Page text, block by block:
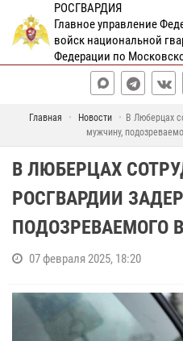
РОСГВАРДИЯ
Главное управление
войск национальной
Федерации по
Главная Новости
В Люберцах
мужчину,
В ЛЮБЕРЦАХ
РОСГВАРДИИ
ПОДОЗРЕВАЕМОГО
07 февраля 2025, 18:20